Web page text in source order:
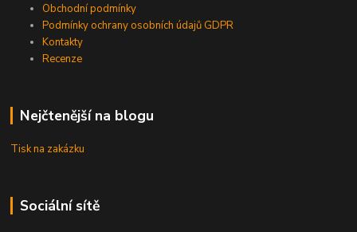
Obchodní podmínky
Podmínky ochrany osobních údajů GDPR
Kontakty
Recenze
Nejčtenější na blogu
Tisk na zakázku
Sociální sítě